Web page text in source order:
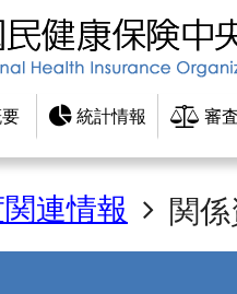
統計情報 審
連情報 関